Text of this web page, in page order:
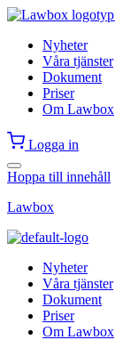
Nyheter
Våra tjänster
Dokument
Priser
Om Lawbox
Logga in
Hoppa till innehåll
Lawbox
Nyheter
Våra tjänster
Dokument
Priser
Om Lawbox